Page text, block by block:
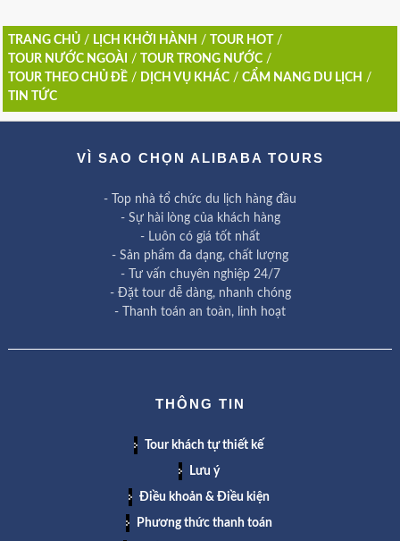
TRANG CHỦ/ LỊCH KHỞI HÀNH / TOUR HOT/
TOUR NƯỚC NGOÀI
/ TOUR TRONG NƯỚC/
TOUR THEO CHỦ ĐỀ/ DỊCH VỤ KHÁC/ CẨM NANG DU LỊCH /
TIN TỨC
VÌ SAO CHỌN ALIBABA TOURS
- Top nhà tổ chức du lịch hàng đầu
- Sự hài lòng của khách hàng
- Luôn có giá tốt nhất
- Sản phẩm đa dạng, chất lượng
- Tư vấn chuyên nghiệp 24/7
- Đặt tour dễ dàng, nhanh chóng
- Thanh toán an toàn, linh hoạt
THÔNG TIN
Tour khách tự thiết kế
Lưu ý
Điều khoản & Điều kiện
Phương thức thanh toán